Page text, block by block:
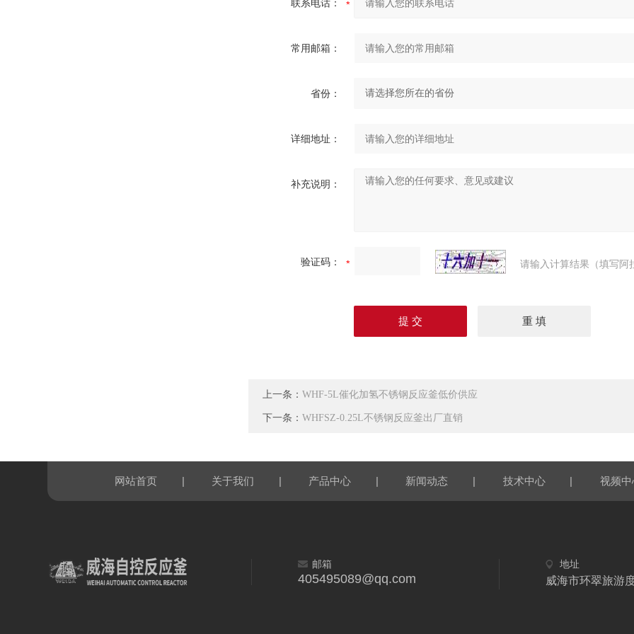
联系电话：
常用邮箱：
省份：
详细地址：
补充说明：
验证码： 请输入计算结果（填写阿
上一条：WHF-5L催化加氢不锈钢反应釜低价供应
下一条：WHFSZ-0.25L不锈钢反应釜出厂直销
网站首页 | 关于我们 | 产品中心 | 新闻动态 | 技术中心 | 视频中
邮箱
405495089@qq.com
地址
威海市环翠旅游